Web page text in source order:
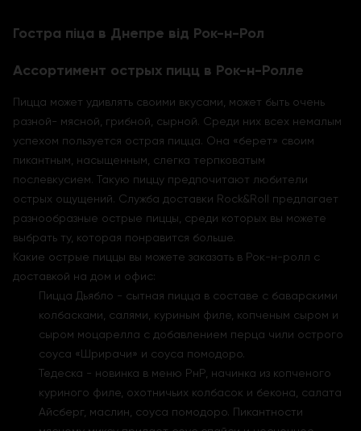
Гостра піца в Днепре від Рок-н-Рол
Ассортимент острых пицц в Рок-н-Ролле
Пицца может удивлять своими вкусами, может быть очень
разной- мясной, грибной, сырной. Среди них всех немалым
успехом пользуется острая пицца. Она «берет» своим
пикантным, насыщенным, слегка терпковатым
послевкусием. Такую пиццу предпочитают любители
острых ощущений. Служба доставки Rock&Roll предлагает
разнообразные острые пиццы, среди которых вы можете
выбрать ту, которая понравится больше.
Какие острые пиццы вы можете заказать в Рок-н-ролл с
доставкой на дом и офис:
Пицца Дьябло - сытная пицца в составе с баварскими
колбасками, салями, куриным филе, копченым сыром и
сыром моцарелла с добавлением перца чили острого
соуса «Шрирачи» и соуса помодоро.
Тедеска - новинка в меню РнР, начинка из копченого
куриного филе, охотничьих колбасок и бекона, салата
Айсберг, маслин, соуса помодоро. Пикантности